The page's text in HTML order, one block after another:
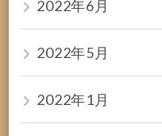
2022年6月
2022年5月
2022年1月